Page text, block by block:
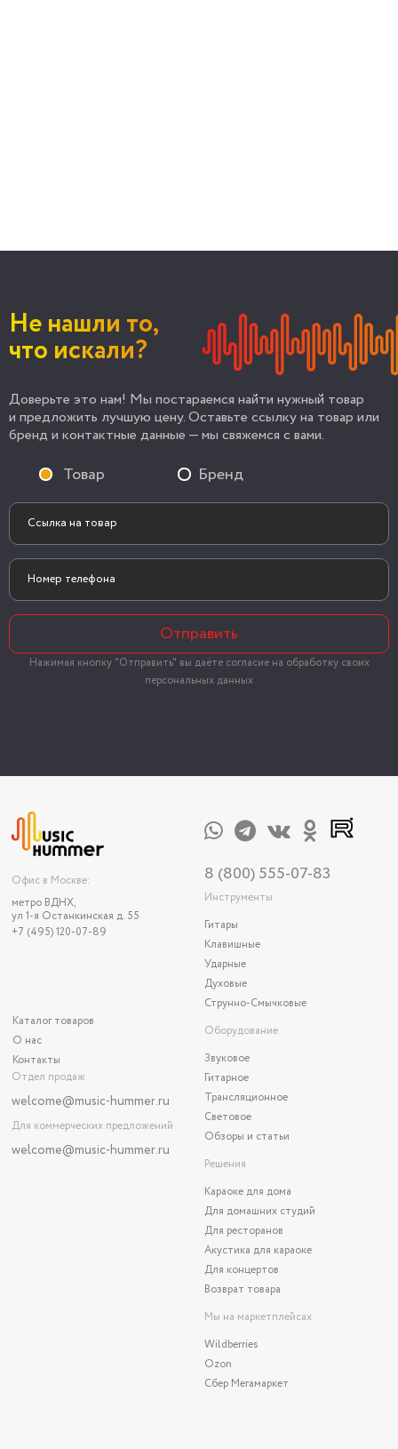
Не нашли то,
что искали?
Доверьте это нам! Мы постараемся найти нужный товар
и предложить лучшую цену. Оставьте ссылку на товар или
бренд и контактные данные — мы свяжемся с вами.
Товар Бренд
Отправить
Нажимая кнопку "Отправить" вы даёте согласие на обработку своих
персональных данных
Офис в Москве:
метро ВДНХ,
ул 1-я Останкинская д. 55
+7 (495) 120-07-89
Каталог товаров
О нас
Контакты
Отдел продаж
welcome@music-hummer.ru
Для коммерческих предложений
welcome@music-hummer.ru
8 (800) 555-07-83
Инструменты
Гитары
Клавишные
Ударные
Духовые
Струнно-Смычковые
Оборудование
Звуковое
Гитарное
Трансляционное
Световое
Обзоры и статьи
Решения
Караоке для дома
Для домашних студий
Для ресторанов
Акустика для караоке
Для концертов
Возврат товара
Мы на маркетплейсах
Wildberries
Ozon
Сбер Мегамаркет